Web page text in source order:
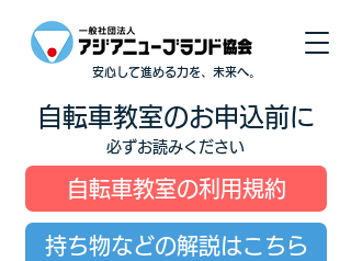
安心して進める力を、未来へ。
自転車教室のお申込前に
必ずお読みください
自転車教室の利用規約
持ち物などの解説はこちら